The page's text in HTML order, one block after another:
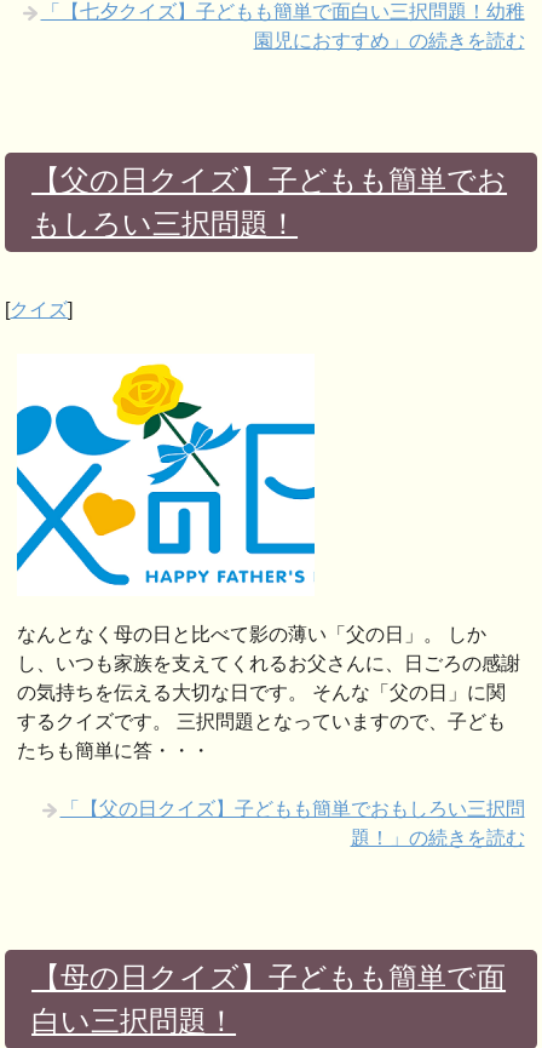
「【七夕クイズ】子どもも簡単で面白い三択問題！幼稚
園児におすすめ」の続きを読む
【父の日クイズ】子どもも簡単でお
もしろい三択問題！
[クイズ]
なんとなく母の日と比べて影の薄い「父の日」。 しか
し、いつも家族を支えてくれるお父さんに、日ごろの感謝
の気持ちを伝える大切な日です。 そんな「父の日」に関
するクイズです。 三択問題となっていますので、子ども
たちも簡単に答・・・
「【父の日クイズ】子どもも簡単でおもしろい三択問
題！」の続きを読む
【母の日クイズ】子どもも簡単で面
白い三択問題！